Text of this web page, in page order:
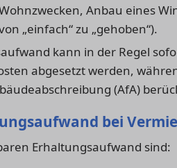
Anbau eines
„einfach“ zu „gehoben“).
kann in der Regel
abgesetzt werden,
(AfA)
bei
Erhaltungsaufwand sind: